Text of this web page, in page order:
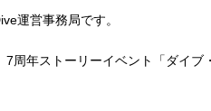
運営事務局です。
7周年ストーリーイベント「ダイ